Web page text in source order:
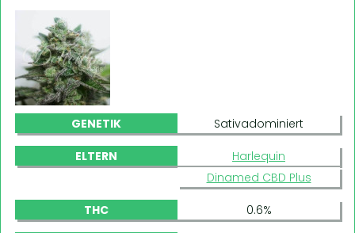
GENETIK Sativadominiert
ELTERN
Harlequin
Dinamed CBD Plus
THC 0.6%